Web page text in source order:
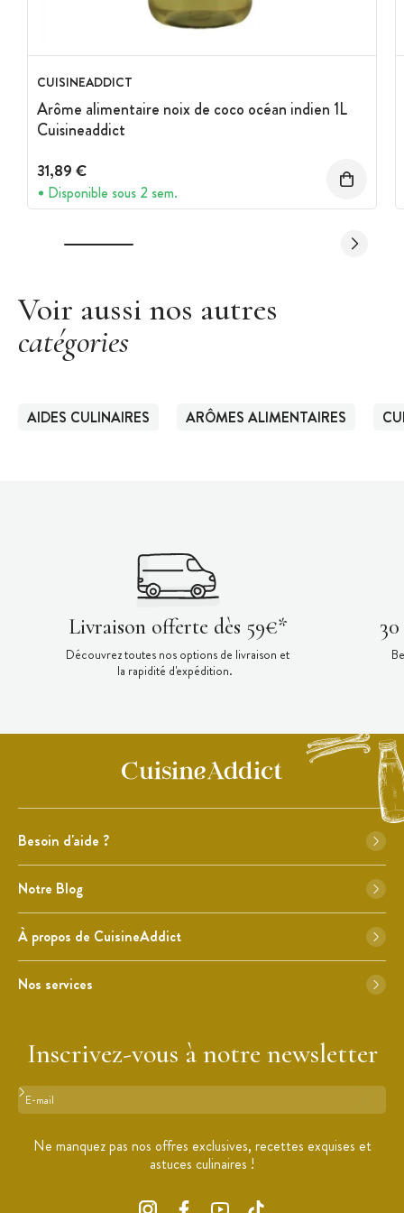
CUISINEADDICT
Arôme alimentaire noix de coco océan indien 1L
Cuisineaddict
31,89 €
Disponible sous 2 sem.
Voir aussi nos autres
catégories
AIDES CULINAIRES ARÔMES ALIMENTAIRES
Livraison offerte dès 59€*
Découvrez toutes nos options de livraison et
la rapidité d'expédition.
Besoin d'aide ?
Notre Blog
À propos de CuisineAddict
Nos services
Inscrivez-vous à notre newsletter
Format : adresse@email.com
Ne manquez pas nos offres exclusives, recettes exquises et
astuces culinaires !